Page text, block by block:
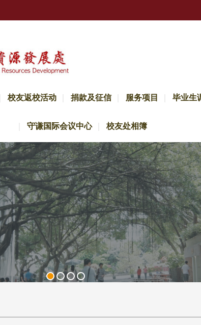
校友返校活动 捐款及征信 服务项目 毕业生
守谦国际会议中心 校友处相簿